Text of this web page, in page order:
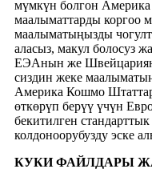
мүмкүн болгон
маалыматтарды коргоо
маалыматыңызды
аласыз, макул болосуз
ЕЭАнын же
сиздин жеке
Америка Кошмо
өткөрүп берүү үчүн
бекитилген
колдоноорубузду эске
КУКИ ФАЙЛДАРЫ